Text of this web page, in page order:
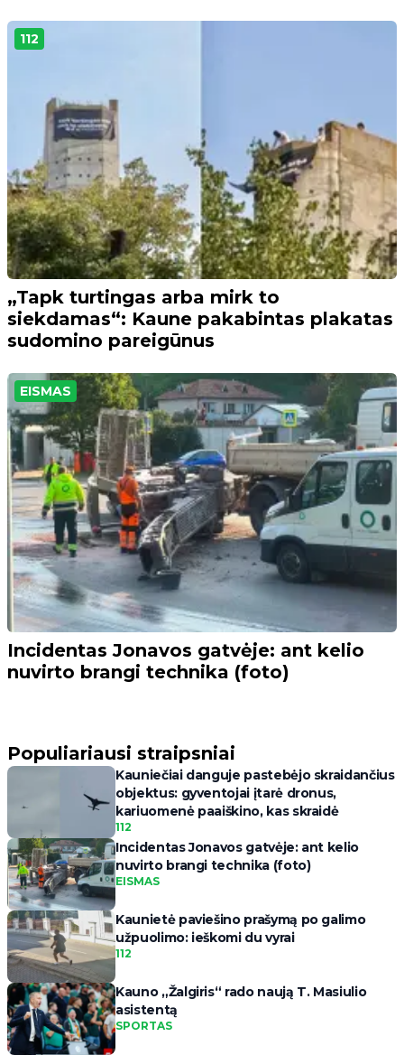
112
„Tapk turtingas arba mirk to
siekdamas“: Kaune pakabintas plakatas
sudomino pareigūnus
EISMAS
Incidentas Jonavos gatvėje: ant kelio
nuvirto brangi technika (foto)
Populiariausi straipsniai
Kauniečiai danguje pastebėjo skraidančius
objektus: gyventojai įtarė dronus,
kariuomenė paaiškino, kas skraidė
112
Incidentas Jonavos gatvėje: ant kelio
nuvirto brangi technika (foto)
EISMAS
Kaunietė paviešino prašymą po galimo
užpuolimo: ieškomi du vyrai
112
Kauno „Žalgiris“ rado naują T. Masiulio
asistentą
SPORTAS